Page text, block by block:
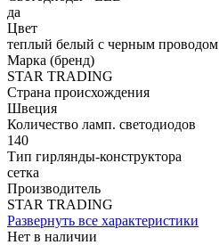
да
Цвет
теплый белый с черным проводом
Марка (бренд)
STAR TRADING
Страна происхождения
Швеция
Количество ламп. светодиодов
140
Тип гирлянды-конструктора
сетка
Производитель
STAR TRADING
Развернуть все характеристики
Нет в наличии